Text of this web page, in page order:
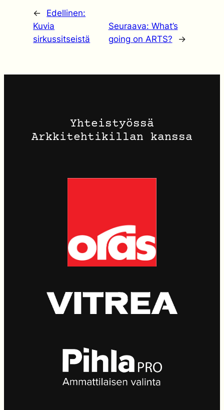
←
Edellinen:
Kuvia
sirkussitseistä
Seuraava: What’s
going on ARTS?
→
Yhteistyössä
Arkkitehtikillan kanssa